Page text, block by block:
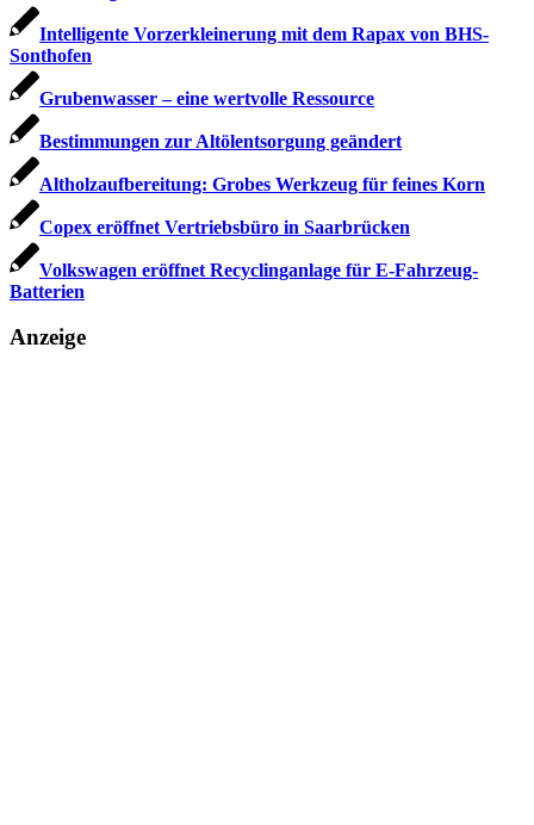
Intelligente Vorzerkleinerung mit dem Rapax von BHS-
Sonthofen
Grubenwasser – eine wertvolle Ressource
Bestimmungen zur Altölentsorgung geändert
Altholzaufbereitung: Grobes Werkzeug für feines Korn
Copex eröffnet Vertriebsbüro in Saarbrücken
Volkswagen eröffnet Recyclinganlage für E-Fahrzeug-
Batterien
Anzeige